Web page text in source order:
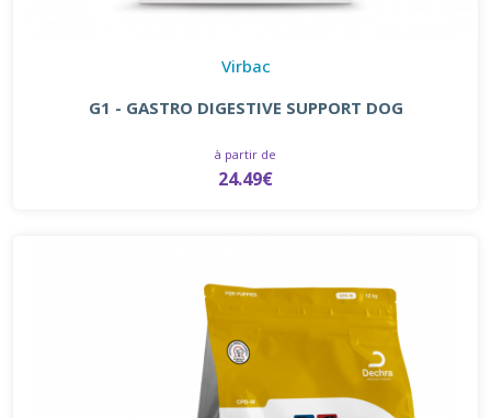
Virbac
G1 - GASTRO DIGESTIVE SUPPORT DOG
à partir de
24.49€